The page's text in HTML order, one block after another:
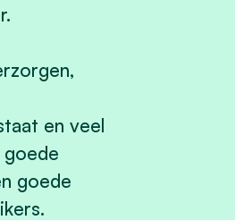
en veel
goede